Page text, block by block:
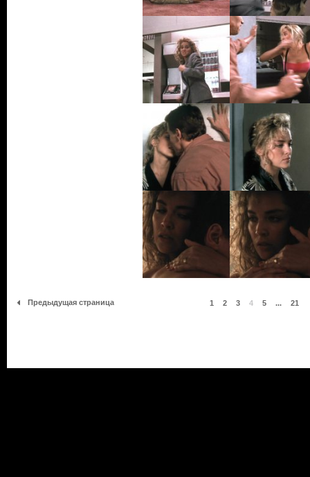
Предыдущая страница 1 2 3 4 5 ... 21